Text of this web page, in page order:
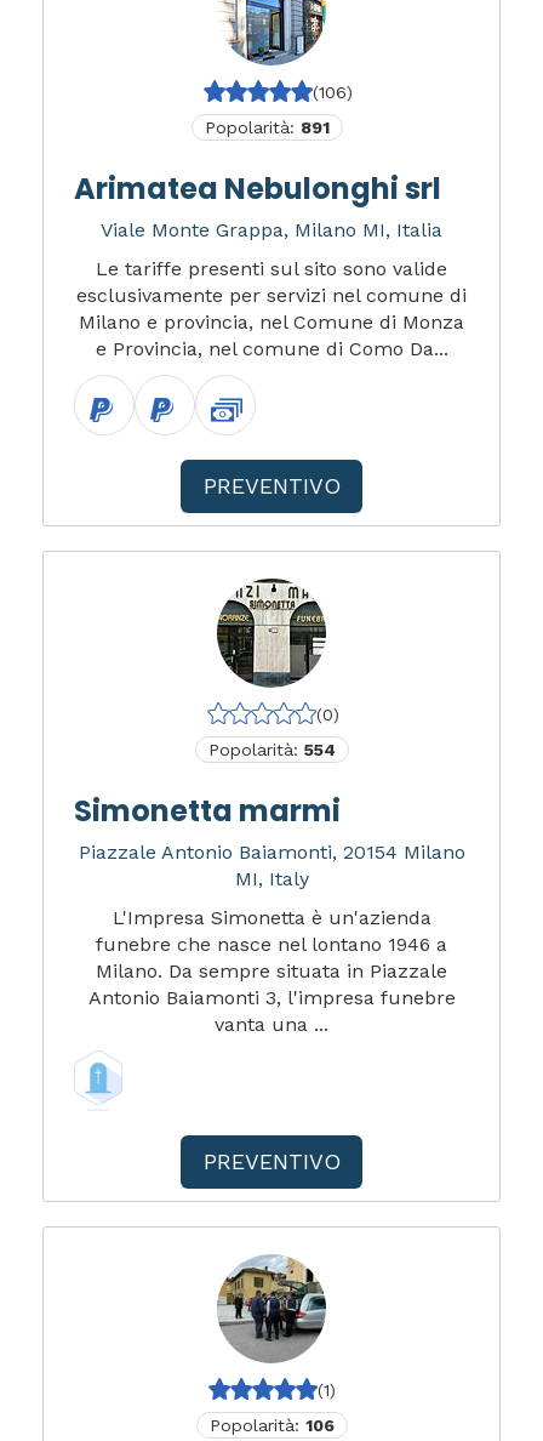
(106)
Popolarità: 891
Arimatea Nebulonghi srl
Viale Monte Grappa, Milano MI, Italia
Le tariffe presenti sul sito sono valide
esclusivamente per servizi nel comune di
Milano e provincia, nel Comune di Monza
e Provincia, nel comune di Como Da...
PREVENTIVO
(0)
Popolarità: 554
Simonetta marmi
Piazzale Antonio Baiamonti, 20154 Milano
MI, Italy
L'Impresa Simonetta è un'azienda
funebre che nasce nel lontano 1946 a
Milano. Da sempre situata in Piazzale
Antonio Baiamonti 3, l'impresa funebre
vanta una ...
PREVENTIVO
(1)
Popolarità: 106